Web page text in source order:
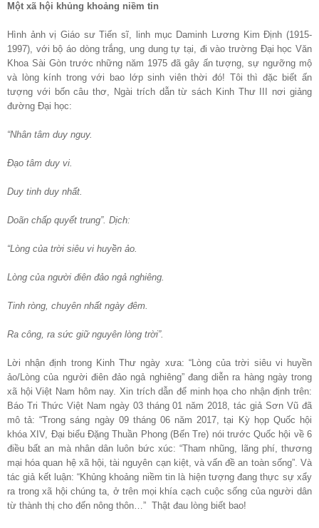
Một xã hội khủng khoảng niềm tin
Hình ảnh vị Giáo sư Tiến sĩ, linh mục Daminh Lương Kim Định (1915-
1997), với bộ áo dòng trắng, ung dung tự tại, đi vào trường Đại học Văn
Khoa Sài Gòn trước những năm 1975 đã gây ấn tượng, sự ngưỡng mộ
và lòng kính trong với bao lớp sinh viên thời đó! Tôi thì đặc biết ấn
tượng với bốn câu thơ, Ngài trích dẫn từ sách Kinh Thư III nơi giảng
đường Đại học:
“Nhân tâm duy nguy.
Đạo tâm duy vi.
Duy tinh duy nhất.
Doãn chấp quyết trung”. Dịch:
“Lòng của trời siêu vi huyền ảo.
Lòng của người điên đảo ngả nghiêng.
Tinh ròng, chuyên nhất ngày đêm.
Ra công, ra sức giữ nguyên lòng trời”.
Lời nhận định trong Kinh Thư ngày xưa: “Lòng của trời siêu vi huyền
ảo/Lòng của người điên đảo ngả nghiêng” đang diễn ra hàng ngày trong
xã hội Việt Nam hôm nay. Xin trích dẫn để minh họa cho nhận định trên:
Báo Tri Thức Việt Nam ngày 03 tháng 01 năm 2018, tác giả Sơn Vũ đã
mô tả: “Trong sáng ngày 09 tháng 06 năm 2017, tại Kỳ họp Quốc hội
khóa XIV, Đại biểu Đặng Thuần Phong (Bến Tre) nói trước Quốc hội về 6
điều bất an mà nhân dân luôn bức xúc: “Tham nhũng, lãng phí, thương
mại hóa quan hệ xã hội, tài nguyên cạn kiệt, và vấn đề an toàn sống”. Và
tác giả kết luận: “Khủng khoảng niềm tin là hiện tượng đang thực sự xẩy
ra trong xã hội chúng ta, ở trên mọi khía cạch cuộc sống của người dân
từ thành thị cho đến nông thôn…” Thật đau lòng biết bao!